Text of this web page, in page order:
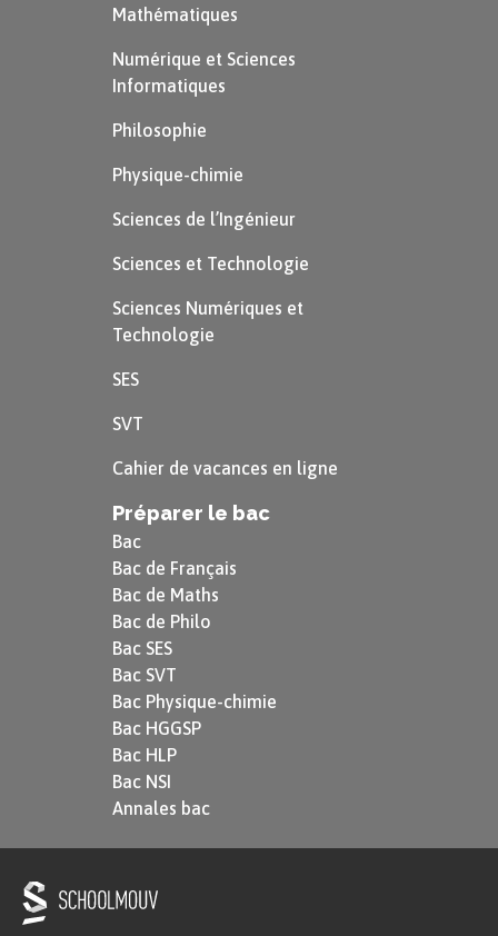
Mathématiques
Numérique et Sciences
Informatiques
Philosophie
Physique-chimie
Sciences de l’Ingénieur
Sciences et Technologie
Sciences Numériques et
Technologie
SES
SVT
Cahier de vacances en ligne
Préparer le bac
Bac
Bac de Français
Bac de Maths
Bac de Philo
Bac SES
Bac SVT
Bac Physique-chimie
Bac HGGSP
Bac HLP
Bac NSI
Annales bac